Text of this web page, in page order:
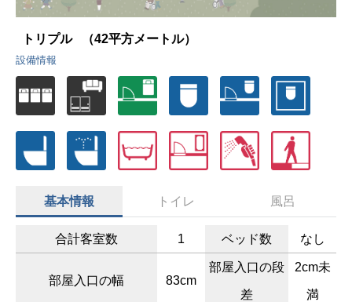
トリプル （42平方メートル）
設備情報
基本情報 トイレ 風呂
合計客室数 1 ベッド数 なし
部屋入口の幅 83cm
部屋入口の段
差
2cm未
満